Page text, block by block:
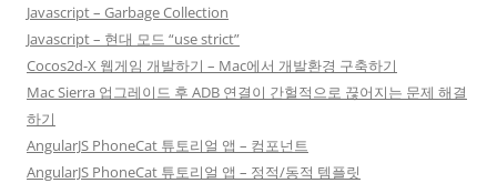
Javascript – Garbage Collection
Javascript – 현대 모드 “use strict”
Cocos2d-X 웹게임 개발하기 – Mac에서 개발환경 구축하기
Mac Sierra 업그레이드 후 ADB 연결이 간헐적으로 끊어지는 문제 해결
하기
AngularJS PhoneCat 튜토리얼 앱 – 컴포넌트
AngularJS PhoneCat 튜토리얼 앱 – 정적/동적 템플릿